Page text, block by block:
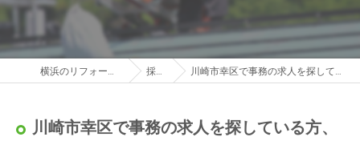
横浜のリフォーム営業は株式会社LUCKROOM 採用ブログ 川崎市幸区で事務の求人を探している方、株式会社ラックルームに応募しませんか？
川崎市幸区で事務の求人を探している方、